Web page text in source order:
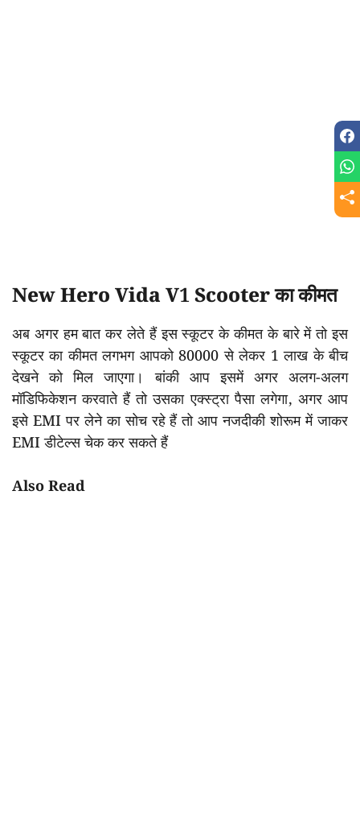
New Hero Vida V1 Scooter का कीमत
अब अगर हम बात कर लेते हैं इस स्कूटर के कीमत के बारे में तो इस
स्कूटर का कीमत लगभग आपको 80000 से लेकर 1 लाख के बीच
देखने को मिल जाएगा। बांकी आप इसमें अगर अलग-अलग
मॉडिफिकेशन करवाते हैं तो उसका एक्स्ट्रा पैसा लगेगा, अगर आप
इसे EMI पर लेने का सोच रहे हैं तो आप नजदीकी शोरूम में जाकर
EMI डीटेल्स चेक कर सकते हैं
Also Read